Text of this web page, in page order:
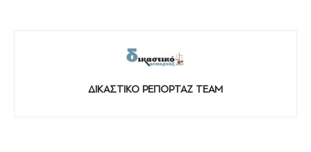
ΔΙΚΑΣΤΙΚΟ ΡΕΠΟΡΤΑΖ TEAM